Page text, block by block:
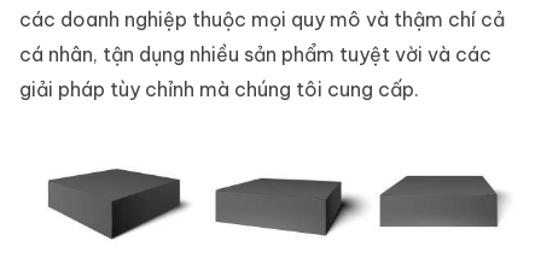
các doanh nghiệp thuộc mọi quy mô và thậm chí cả
cá nhân, tận dụng nhiều sản phẩm tuyệt vời và các
giải pháp tùy chỉnh mà chúng tôi cung cấp.